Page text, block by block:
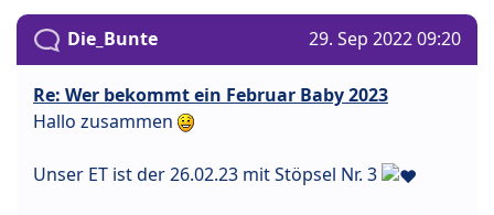
Die_Bunte 29. Sep 2022 09:20
Re: Wer bekommt ein Februar Baby 2023
Hallo zusammen
Unser ET ist der 26.02.23 mit Stöpsel Nr. 3